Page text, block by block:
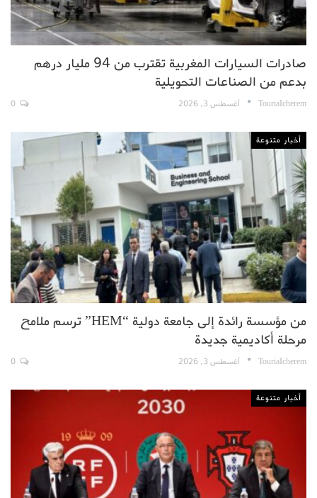
صادرات السيارات المغربية تقترب من 94 مليار درهم
بدعم من الصناعات التحويلية
TouriaIcherem أغسطس 3, 2026
أخبار متنوعة
من مؤسسة رائدة إلى جامعة دولية “HEM” ترسم ملامح
مرحلة أكاديمية جديدة
TouriaIcherem أغسطس 3, 2026
أخبار متنوعة